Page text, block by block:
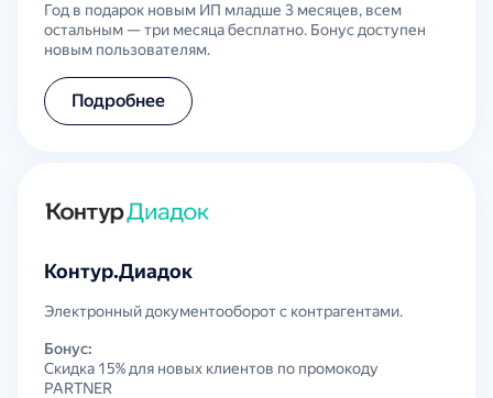
Год в подарок новым ИП младше 3 месяцев, всем
остальным — три месяца бесплатно. Бонус доступен
новым пользователям.
Подробнее
Контур.Диадок
Электронный документооборот с контрагентами.
Бонус:
Скидка 15% для новых клиентов по промокоду
PARTNER